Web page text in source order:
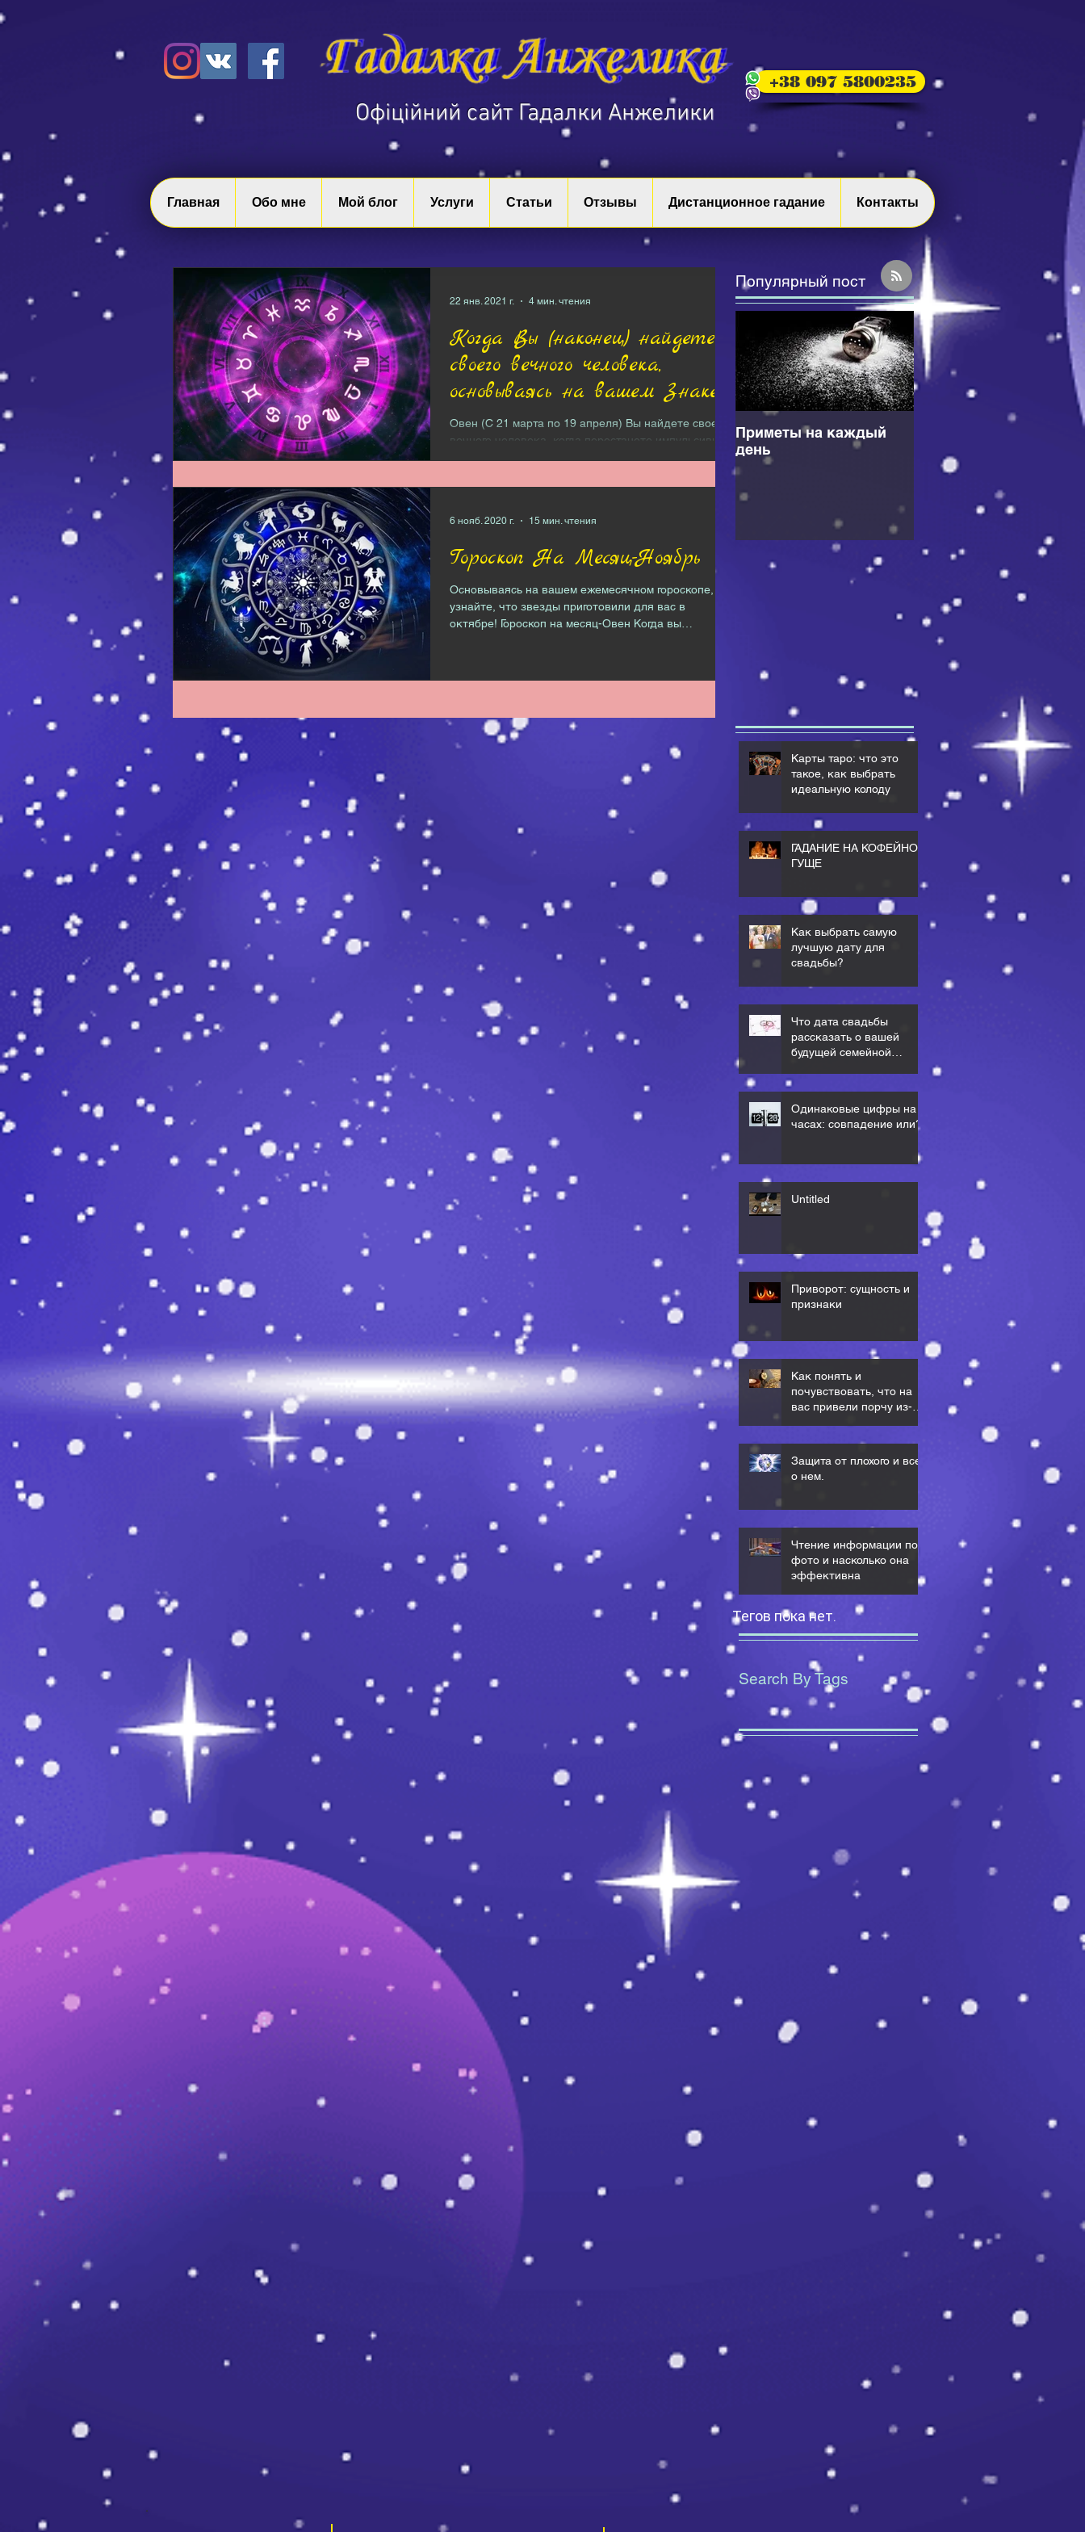
​Офіційний сайт Гадалки Анжелики
+38 097 5800235
Главная Обо мне Мой блог Услуги Статьи Отзывы Дистанционное гадание Контакты
Когда Вы (наконец) найдете
своего вечного человека,
основываясь на вашем Знаке
Зодиака
Овен (С 21 марта по 19 апреля) Вы найдете своего
вечного человека, когда перестанете импульсивно
22 янв. 2021 г. 4 мин. чтения
Гороскоп На Месяц-Ноябрь
Основываясь на вашем ежемесячном гороскопе,
узнайте, что звезды приготовили для вас в
октябре! Гороскоп на месяц-Овен Когда вы
6 нояб. 2020 г. 15 мин. чтения
Популярный пост
Приметы на каждый
день
Карты таро: что это
такое, как выбрать
идеальную колоду
ГАДАНИЕ НА КОФЕЙНОЙ
ГУЩЕ
Как выбрать самую
лучшую дату для
свадьбы?
Что дата свадьбы
рассказать о вашей
будущей семейной
Одинаковые цифры на
часах: совпадение или?
Untitled
Приворот: сущность и
признаки
Как понять и
почувствовать, что на
вас привели порчу из-за
Защита от плохого и все
о нем.
Чтение информации по
фото и насколько она
эффективна
Тегов пока нет.
Search By Tags